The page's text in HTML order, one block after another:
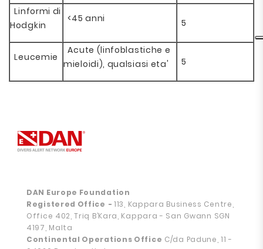
Linformi di
Hodgkin
<45 anni 5
Leucemie
Acute (linfoblastiche e
mieloidi), qualsiasi eta'
5
DAN Europe Foundation
Registered Office -113, Kappara Business Centre,
Office 402, Triq B’Kara, Kappara - San Gwann SGN
4197, Malta
Continental Operations Office C/da Padune, 11 -